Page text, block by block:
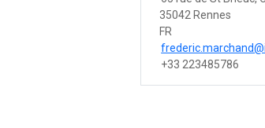
35042 Rennes
FR
+33 223485786